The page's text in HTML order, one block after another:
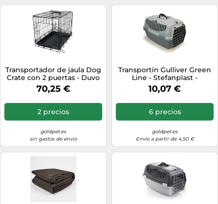
Transportador de jaula Dog
Crate con 2 puertas - Duvo
Plus - Tamaño: M
70,25 €
2 precios
goldpet.es
sin gastos de envío
Transportín Gulliver Green
Line - Stefanplast -
Mediciones: 48 x 32 x 31 cm
10,07 €
6 precios
goldpet.es
Envío a partir de 4,50 €